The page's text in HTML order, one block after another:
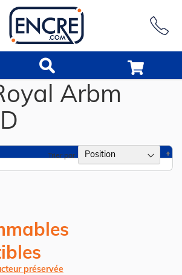
Arbm
Trier par
préservée